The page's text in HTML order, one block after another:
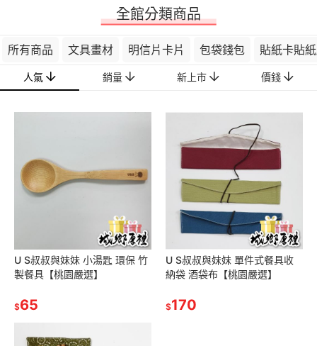
全館分類商品
所有商品 文具畫材 明信片卡片 包袋錢包 貼紙卡貼
人氣 銷量 新上市 價錢
U S叔叔與妹妹 小湯匙 環保 竹
製餐具【桃園嚴選】
$65
U S叔叔與妹妹 單件式餐具收
納袋 酒袋布【桃園嚴選】
$170